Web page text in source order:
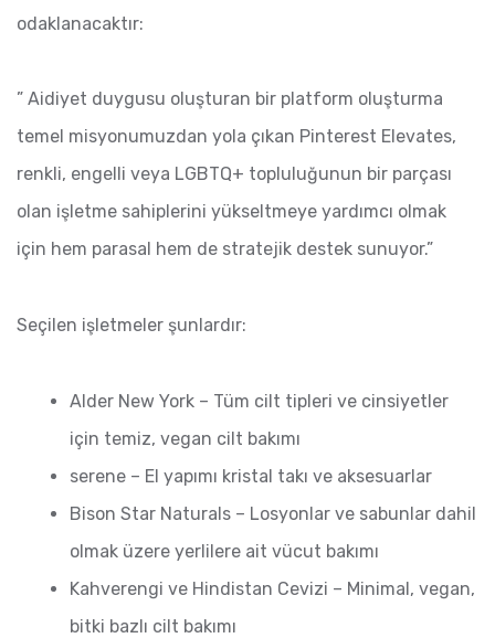
odaklanacaktır:
” Aidiyet duygusu oluşturan bir platform oluşturma
temel misyonumuzdan yola çıkan Pinterest Elevates,
renkli, engelli veya LGBTQ+ topluluğunun bir parçası
olan işletme sahiplerini yükseltmeye yardımcı olmak
için hem parasal hem de stratejik destek sunuyor.”
Seçilen işletmeler şunlardır:
Alder New York – Tüm cilt tipleri ve cinsiyetler
için temiz, vegan cilt bakımı
serene – El yapımı kristal takı ve aksesuarlar
Bison Star Naturals – Losyonlar ve sabunlar dahil
olmak üzere yerlilere ait vücut bakımı
Kahverengi ve Hindistan Cevizi – Minimal, vegan,
bitki bazlı cilt bakımı